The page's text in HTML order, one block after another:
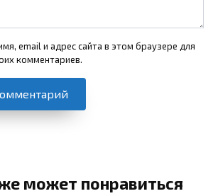
email и адрес сайта в этом браузере для
комментариев.
может понравиться